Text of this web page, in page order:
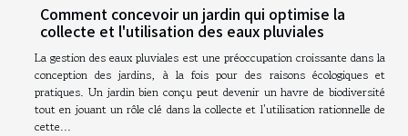
Comment concevoir un jardin qui optimise la
collecte et l'utilisation des eaux pluviales
La gestion des eaux pluviales est une préoccupation croissante dans la
conception des jardins, à la fois pour des raisons écologiques et
pratiques. Un jardin bien conçu peut devenir un havre de biodiversité
tout en jouant un rôle clé dans la collecte et l'utilisation rationnelle de
cette...